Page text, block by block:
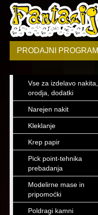
PRODAJNI PROGRAM
Vse za izdelavo nakita,
orodja, dodatki
Narejen nakit
Kleklanje
Krep papir
Pick point-tehnika
prebadanja
Modelirne mase in
pripomoćki
Poldragi kamni